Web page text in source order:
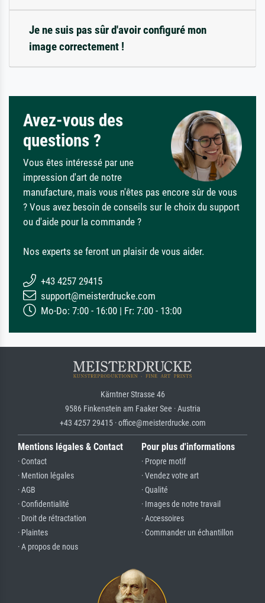
Je ne suis pas sûr d'avoir configuré mon
image correctement !
Avez-vous des
questions ?
Vous êtes intéressé par une
impression d'art de notre
manufacture, mais vous n'êtes pas encore sûr de vous
? Vous avez besoin de conseils sur le choix du support
ou d'aide pour la commande ?
Nos experts se feront un plaisir de vous aider.
+43 4257 29415
support@meisterdrucke.com
Mo-Do: 7:00 - 16:00 | Fr: 7:00 - 13:00
Kärntner Strasse 46
9586 Finkenstein am Faaker See · Austria
+43 4257 29415 · office@meisterdrucke.com
Mentions légales & Contact
· Contact
· Mention légales
· AGB
· Confidentialité
· Droit de rétractation
· Plaintes
· A propos de nous
Pour plus d'informations
· Propre motif
· Vendez votre art
· Qualité
· Images de notre travail
· Accessoires
· Commander un échantillon